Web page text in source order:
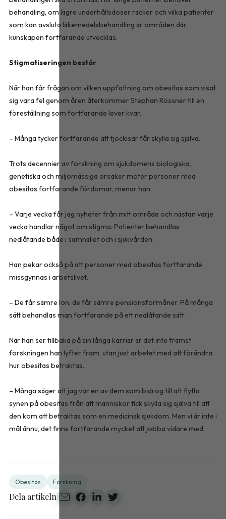
behandling, om lägre underhållsdoser räcker och vilka patienter
som kan avsluta läkemedelsbehandling är områden där
kunskapen fortfarande utvecklas.
Stigmatiseringen består
När han får frågan om vilken uppfattning om obesitas som visat
sig vara fel genom åren återkommer Stephan Rössner till en
föreställning som fortfarande lever kvar.
– Många tycker fortfarande att tjockisar får skylla sig själva.
Trots decennier av forskning om sjukdomens biologiska,
genetiska och miljömässiga orsaker möter personer med
obesitas fortfarande fördomar, menar han.
– Varje vecka får jag nyheter från mitt område och nästan varje
vecka handlar något om stigma. Patienter behandlas
nedlåtande både i samhället och i sjukvården.
Han pekar också på att personer med obesitas fortfarande
missgynnas i arbetslivet.
– De får sämre lön, de får sämre pensionsförmåner. På många
sätt behandlas man fortfarande på ett nedlåtande sätt.
När han ser tillbaka på sin långa karriär är det inte främst
forskningen han lyfter fram, utan just arbetet med att förändra
hur obesitas betraktas.
– Många säger att jag var en av dem som bidrog till att flytta
synen på obesitas från att människor fick skylla sig själva till att
den kom att betraktas som en medicinsk sjukdom. Men vi är inte i
mål ännu, det finns fortfarande mycket att jobba vidare med.
Obesitas Forskning
Dela artikeln